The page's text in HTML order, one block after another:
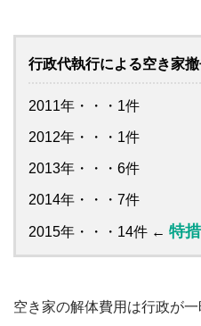
行政代執行による空き家
2011年・・・1件
2012年・・・1件
2013年・・・6件
2014年・・・7件
2015年・・・14件 ← 特
空き家の解体費用は行政が